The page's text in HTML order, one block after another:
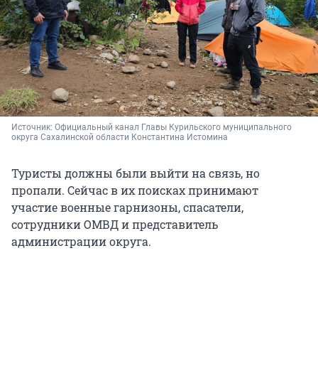
Источник: Официальный канал Главы Курильского муниципального
округа Сахалинской области Константина Истомина
Туристы должны были выйти на связь, но
пропали. Сейчас в их поисках принимают
участие военные гарнизоны, спасатели,
сотрудники ОМВД и представитель
администрации округа.